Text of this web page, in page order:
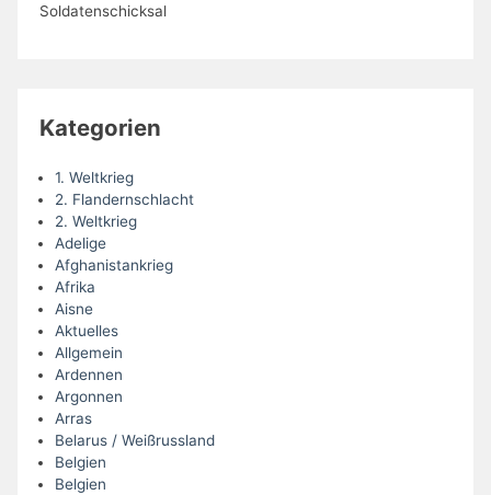
Soldatenschicksal
Kategorien
1. Weltkrieg
2. Flandernschlacht
2. Weltkrieg
Adelige
Afghanistankrieg
Afrika
Aisne
Aktuelles
Allgemein
Ardennen
Argonnen
Arras
Belarus / Weißrussland
Belgien
Belgien